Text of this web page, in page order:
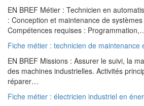
EN BREF Métier : Technicien en
: Conception et maintenance de
Compétences requises :
Fiche métier : technicien de maintenance
EN BREF Missions : Assurer le suivi, la
des machines industrielles. Activités
réparer…
Fiche métier : électricien industriel en